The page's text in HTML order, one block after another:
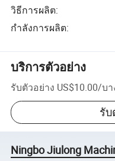
วิธีการผลิต:
กำลังการผลิต:
บริการตัวอย่าง
รับตัวอย่าง US$10.00/บ
รับ
Ningbo Jiulong